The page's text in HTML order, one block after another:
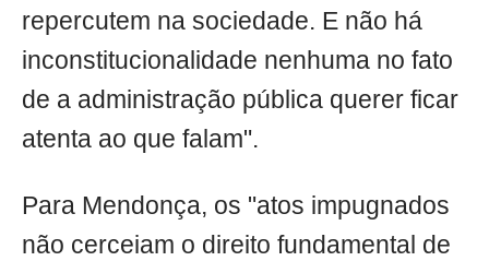
repercutem na sociedade. E não há
inconstitucionalidade nenhuma no fato
de a administração pública querer ficar
atenta ao que falam".
Para Mendonça, os "atos impugnados
não cerceiam o direito fundamental de